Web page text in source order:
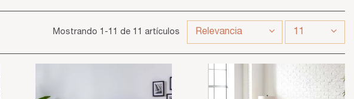
Mostrando 1-11 de 11 artículos Relevancia 11